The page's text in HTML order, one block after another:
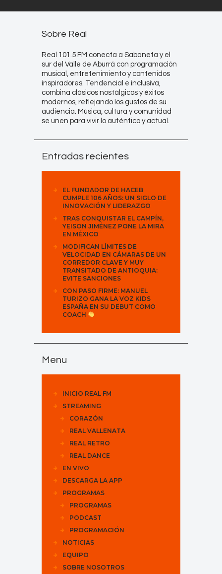
Sobre Real
Real 101.5 FM conecta a Sabaneta y el
sur del Valle de Aburrá con programación
musical, entretenimiento y contenidos
inspiradores. Tendencial e inclusiva,
combina clásicos nostálgicos y éxitos
modernos, reflejando los gustos de su
audiencia. Música, cultura y comunidad
se unen para vivir lo auténtico y actual.
Entradas recientes
EL FUNDADOR DE HACEB
CUMPLE 106 AÑOS: UN SIGLO DE
INNOVACIÓN Y LIDERAZGO
TRAS CONQUISTAR EL CAMPÍN,
YEISON JIMÉNEZ PONE LA MIRA
EN MÉXICO
MODIFICAN LÍMITES DE
VELOCIDAD EN CÁMARAS DE UN
CORREDOR CLAVE Y MUY
TRANSITADO DE ANTIOQUIA:
EVITE SANCIONES
CON PASO FIRME: MANUEL
TURIZO GANA LA VOZ KIDS
ESPAÑA EN SU DEBUT COMO
COACH
Menu
INICIO REAL FM
STREAMING
CORAZÓN
REAL VALLENATA
REAL RETRO
REAL DANCE
EN VIVO
DESCARGA LA APP
PROGRAMAS
PROGRAMAS
PODCAST
PROGRAMACIÓN
NOTICIAS
EQUIPO
SOBRE NOSOTROS